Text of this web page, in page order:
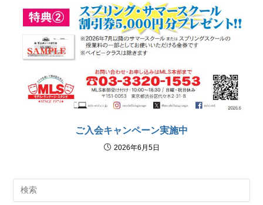
ご入会キャンペーン実施中
2026年6月5日